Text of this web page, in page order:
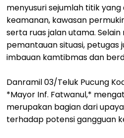
menyusuri sejumlah titik
keamanan, kawasan
serta ruas jalan utama.
pemantauan situasi, petugas
imbauan kamtibmas dan
Danramil 03/Teluk Pucung
*Mayor Inf. Fatwanul,*
merupakan bagian dari
terhadap potensi gangguan